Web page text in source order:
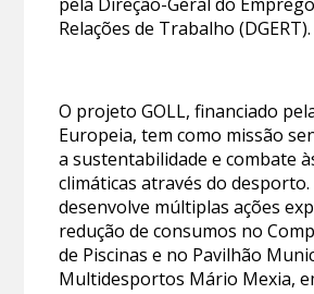
Relações de Trabalho (DGERT).
O projeto GOLL, financiado
Europeia, tem como missão
a sustentabilidade e combate
climáticas através do
desenvolve múltiplas ações
redução de consumos no
de Piscinas e no Pavilhão
Multidesportos Mário Mexia,